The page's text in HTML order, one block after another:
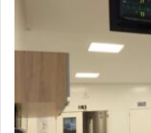
Central
de
Leitos
na